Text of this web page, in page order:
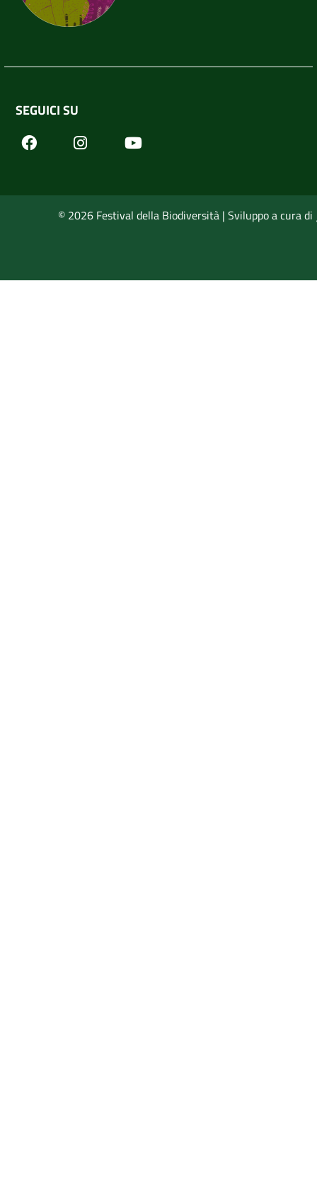
SEGUICI SU
FacebookInstagram
© 2026 Festival della Biodiversità | Sviluppo a cura di